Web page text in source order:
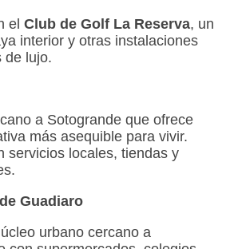
el Club de Golf La Reserva, un
interior y otras instalaciones
de lujo.
a Sotogrande que ofrece
más asequible para vivir.
servicios locales, tiendas y
Guadiaro
urbano cercano a